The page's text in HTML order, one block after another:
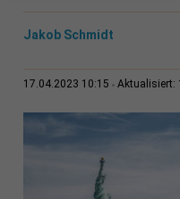
Jakob Schmidt
17.04.2023 10:15 Aktualisiert: